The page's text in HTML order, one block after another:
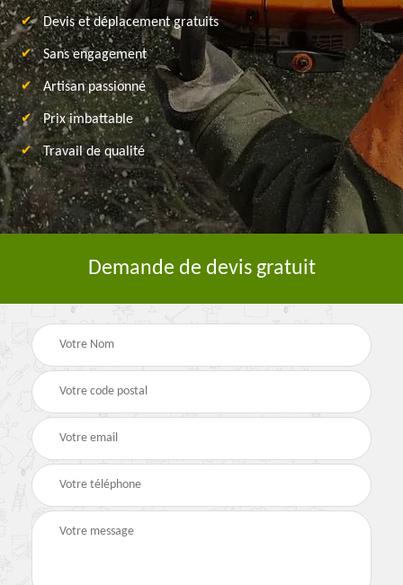
Devis et déplacement gratuits
Sans engagement
Artisan passionné
Prix imbattable
Travail de qualité
Demande de devis gratuit